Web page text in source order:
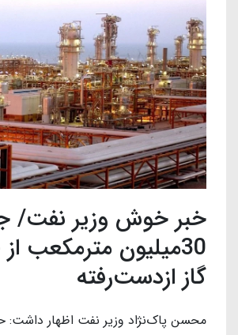
خبر خوش وزیر نفت/
30میلیون مترمکعب
گاز ازدست‌رفته